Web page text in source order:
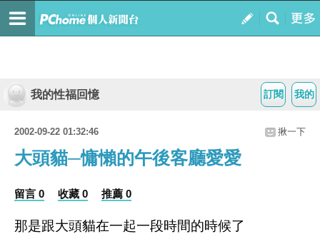
我的
訂閱
我的性福回憶
2002-09-22 01:32:46 揪一下
大頭貓─慵懶的午後客廳愛愛
留言 0 收藏 0 推薦 0
那是跟大頭貓在一起一段時間的時候了